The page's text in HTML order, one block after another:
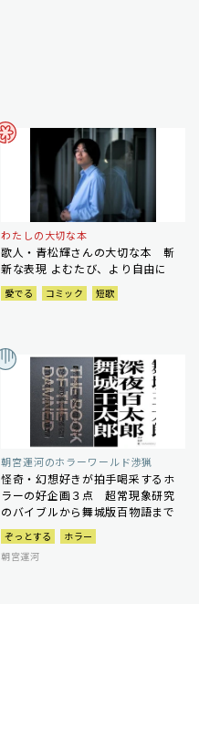
わたしの大切な本
歌人・青松輝さんの大切な本 斬
新な表現 よむたび、より自由に
愛でる コミック 短歌
朝宮運河のホラーワールド渉猟
怪奇・幻想好きが拍手喝采するホ
ラーの好企画３点 超常現象研究
のバイブルから舞城版百物語まで
ぞっとする
ホラー
朝宮運河